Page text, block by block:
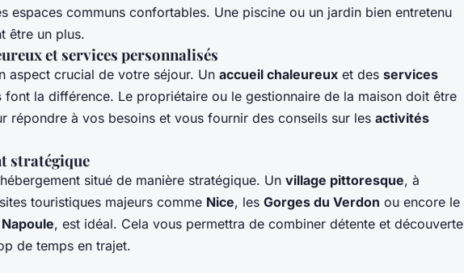
espaces communs confortables. Une piscine ou un jardin bien entretenu
être un plus.
et services personnalisés
aspect crucial de votre séjour. Un accueil chaleureux et des services
font la différence. Le propriétaire ou le gestionnaire de la maison doit être
répondre à vos besoins et vous fournir des conseils sur les activités
stratégique
situé de manière stratégique. Un village pittoresque, à
touristiques majeurs comme Nice, les Gorges du Verdon ou encore le
, est idéal. Cela vous permettra de combiner détente et découverte
de temps en trajet.